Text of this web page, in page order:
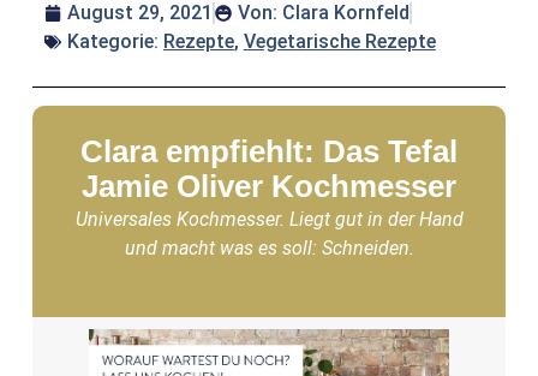
August 29, 2021 Von: Clara Kornfeld
Kategorie: Rezepte, Vegetarische Rezepte
Clara empfiehlt: Das Tefal
Jamie Oliver Kochmesser
Universales Kochmesser. Liegt gut in der Hand
und macht was es soll: Schneiden.